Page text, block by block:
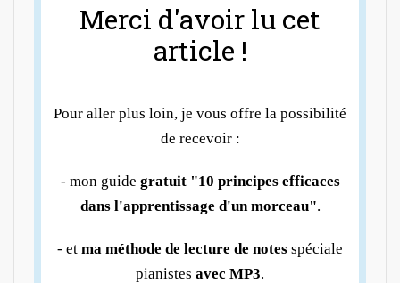
Merci d'avoir lu cet
article !
Pour aller plus loin, je vous offre la possibilité
de recevoir :
- mon guide gratuit "10 principes efficaces
dans l'apprentissage d'un morceau".
- et ma méthode de lecture de notes spéciale
pianistes avec MP3.